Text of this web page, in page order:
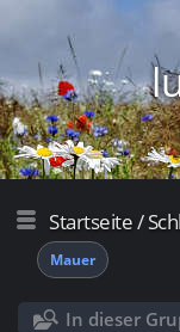
Startseite/
Mauer
In dieser